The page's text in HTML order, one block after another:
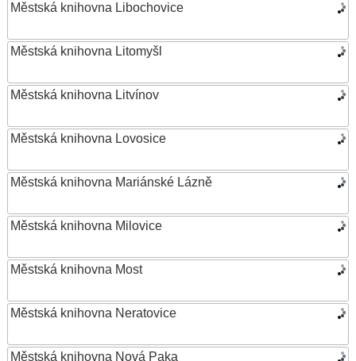
Městská knihovna Libochovice
Městská knihovna Litomyšl
Městská knihovna Litvínov
Městská knihovna Lovosice
Městská knihovna Mariánské Lázně
Městská knihovna Milovice
Městská knihovna Most
Městská knihovna Neratovice
Městská knihovna Nová Paka